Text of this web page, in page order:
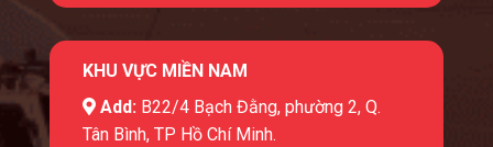
KHU VỰC MIỀN NAM
Add: B22/4 Bạch Đằng, phường 2, Q.
Tân Bình, TP Hồ Chí Minh.